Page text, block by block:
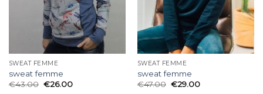
SWEAT FEMME
sweat femme
€43.00 €26.00
SWEAT FEMME
sweat femme
€47.00 €29.00